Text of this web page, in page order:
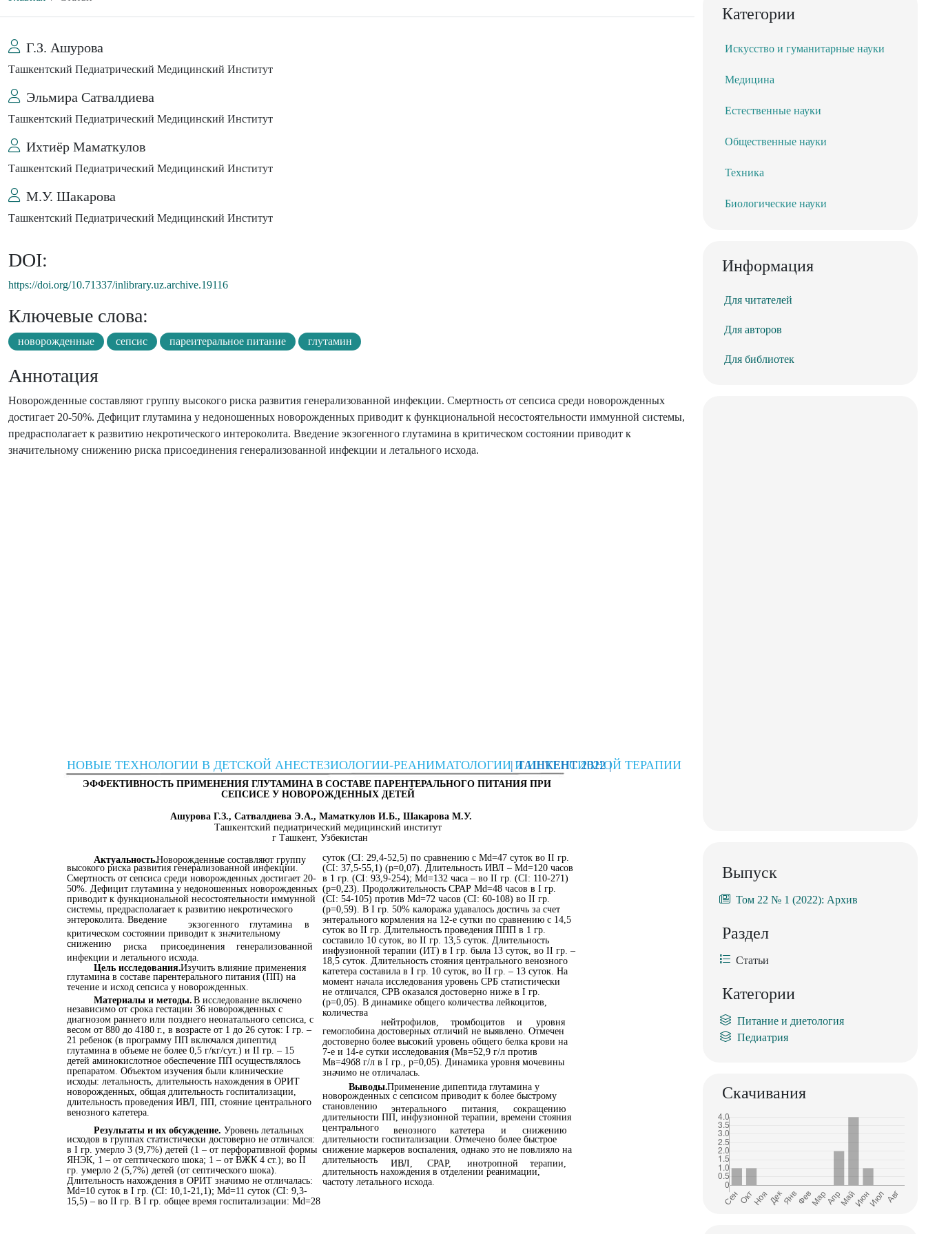
Г.З. Ашурова
Ташкентский Педиатрический Медицинский Институт
Эльмира Сатвалдиева
Ташкентский Педиатрический Медицинский Институт
Ихтиёр Маматкулов
Ташкентский Педиатрический Медицинский Институт
М.У. Шакарова
Ташкентский Педиатрический Медицинский Институт
DOI:
https://doi.org/10.71337/inlibrary.uz.archive.19116
Ключевые слова:
новорожденные сепсис пареитеральное питание глутамин
Аннотация
Новорожденные составляют группу высокого риска развития генерализованной инфекции. Смертность от сепсиса среди новорожденных
достигает 20-50%. Дефицит глутамина у недоношенных новорожденных приводит к функциональной несостоятельности иммунной системы,
предрасполагает к развитию некротического интероколита. Введение экзогенного глутамина в критическом состоянии приводит к
значительному снижению риска присоединения генерализованной инфекции и летального исхода.
НОВЫЕ ТЕХНОЛОГИИ В ДЕТСКОЙ АНЕСТЕЗИОЛОГИИ-РЕАНИМАТОЛОГИИ И ИНТЕНСИВНОЙ ТЕРАПИИ
| ТАШКЕНТ 2022 |
ЭФФЕКТИВНОСТЬ ПРИМЕНЕНИЯ ГЛУТАМИНА В СОСТАВЕ ПАРЕНТЕРАЛЬНОГО ПИТАНИЯ ПРИ
СЕПСИСЕ У НОВОРОЖДЕННЫХ ДЕТЕЙ
Ашурова Г.З., Сатвалдиева Э.А., Маматкулов И.Б., Шакарова М.У.
Ташкентский педиатрический медицинский институт
г Ташкент, Узбекистан
Актуальность.Новорожденные составляют группу
высокого риска развития генерализованной инфекции.
Смертность от сепсиса среди новорожденных достигает 20-
50%. Дефицит глутамина у недоношенных новорожденных
приводит к функциональной несостоятельности иммунной
системы, предрасполагает к развитию некротического
энтероколита. Введение
экзогенного глутамина
в
критическом состоянии приводит к значительному
снижению
риска присоединения
генерализованной
инфекции и летального исхода.
Цель исследования.Изучить влияние применения
глутамина в составе парентерального питания (ПП) на
течение и исход сепсиса у новорожденных.
Материалы и методы. В исследование включено
независимо от срока гестации 36 новорожденных с
диагнозом раннего или позднего неонатального сепсиса, с
весом от 880 до 4180 г., в возрасте от 1 до 26 суток: I гр. –
21 ребенок (в программу ПП включался дипептид
глутамина в объеме не более 0,5 г/кг/сут.) и II гр. – 15
детей аминокислотное обеспечение ПП осуществлялось
препаратом. Объектом изучения были клинические
исходы: летальность, длительность нахождения в ОРИТ
новорожденных, общая длительность госпитализации,
длительность проведения ИВЛ, ПП, стояние центрального
венозного катетера.
Результаты и их обсуждение. Уровень летальных
исходов в группах статистически достоверно не отличался:
в I гр. умерло 3 (9,7%) детей (1 – от перфоративной формы
ЯНЭК, 1 – от септического шока; 1 – от ВЖК 4 ст.); во II
гр. умерло 2 (5,7%) детей (от септического шока).
Длительность нахождения в ОРИТ значимо не отличалась:
Мd=10 суток в I гр. (СI: 10,1-21,1); Мd=11 суток (СI: 9,3-
15,5) – во II гр. В I гр. общее время госпитализации: Мd=28
суток (СI: 29,4-52,5) по сравнению с Мd=47 суток во II гр.
(СI: 37,5-55,1) (р=0,07). Длительность ИВЛ – Мd=120 часов
в 1 гр. (СI: 93,9-254); Мd=132 часа – во II гр. (СI: 110-271)
(р=0,23). Продолжительность СРАР Мd=48 часов в I гр.
(СI: 54-105) против Мd=72 часов (СI: 60-108) во II гр.
(р=0,59). В I гр. 50% калоража удавалось достичь за счет
энтерального кормления на 12-е сутки по сравнению с 14,5
суток во II гр. Длительность проведения ППП в 1 гр.
составило 10 суток, во II гр. 13,5 суток. Длительность
инфузионной терапии (ИТ) в I гр. была 13 суток, во II гр. –
18,5 суток. Длительность стояния центрального венозного
катетера составила в I гр. 10 суток, во II гр. – 13 суток. На
момент начала исследования уровень СРБ статистически
не отличался, СРВ оказался достоверно ниже в I гр.
(р=0,05). В динамике общего количества лейкоцитов,
количества
нейтрофилов,
тромбоцитов и
уровня
гемоглобина достоверных отличий не выявлено. Отмечен
достоверно более высокий уровень общего белка крови на
7-е и 14-е сутки исследования (Мв=52,9 г/л против
Мв=49б8 г/л в I гр., р=0,05). Динамика уровня мочевины
значимо не отличалась.
Выводы.Применение дипептида глутамина у
новорожденных с сепсисом приводит к более быстрому
становлению
энтерального питания,
сокращению
длительности ПП, инфузионной терапии, времени стояния
центрального
венозного катетера и
снижению
длительности госпитализации. Отмечено более быстрое
снижение маркеров воспаления, однако это не повлияло на
длительность
ИВЛ, СРАР, инотропной
терапии,
длительность нахождения в отделении реанимации,
частоту летального исхода.
Категории
Искусство и гуманитарные науки
Медицина
Естественные науки
Общественные науки
Техника
Биологические науки
Информация
Для читателей
Для авторов
Для библиотек
Выпуск
Том 22 № 1 (2022): Архив
Раздел
Статьи
Категории
Питание и диетология
Педиатрия
Скачивания